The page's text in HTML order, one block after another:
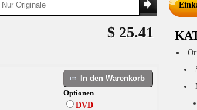
$ 25.41
In den Warenkorb
Optionen
DVD